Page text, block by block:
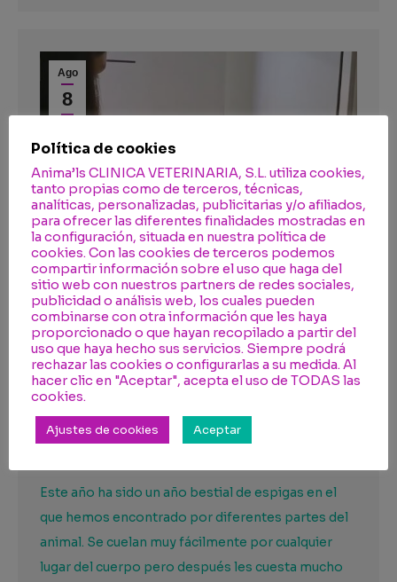
Ago
8
¡Detectamos i extraemos… sin cirugía!
Noticias PorAnima'ls Clínica Veterinària
Este año ha sido un año bestial de espigas en el
que hemos encontrado por diferentes partes del
animal. Se cuelan muy fácilmente por cualquier
lugar del cuerpo pero después les cuesta mucho
Política de cookies
Anima’ls CLINICA VETERINARIA, S.L. utiliza cookies,
tanto propias como de terceros, técnicas,
analíticas, personalizadas, publicitarias y/o afiliados,
para ofrecer las diferentes finalidades mostradas en
la configuración, situada en nuestra política de
cookies. Con las cookies de terceros podemos
compartir información sobre el uso que haga del
sitio web con nuestros partners de redes sociales,
publicidad o análisis web, los cuales pueden
combinarse con otra información que les haya
proporcionado o que hayan recopilado a partir del
uso que haya hecho sus servicios. Siempre podrá
rechazar las cookies o configurarlas a su medida. Al
hacer clic en "Aceptar", acepta el uso de TODAS las
cookies.
Ajustes de cookies Aceptar